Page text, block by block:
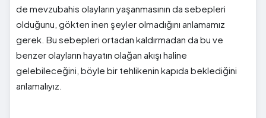
de mevzubahis olayların yaşanmasının da sebepleri
olduğunu, gökten inen şeyler olmadığını anlamamız
gerek. Bu sebepleri ortadan kaldırmadan da bu ve
benzer olayların hayatın olağan akışı haline
gelebileceğini, böyle bir tehlikenin kapıda beklediğini
anlamalıyız.